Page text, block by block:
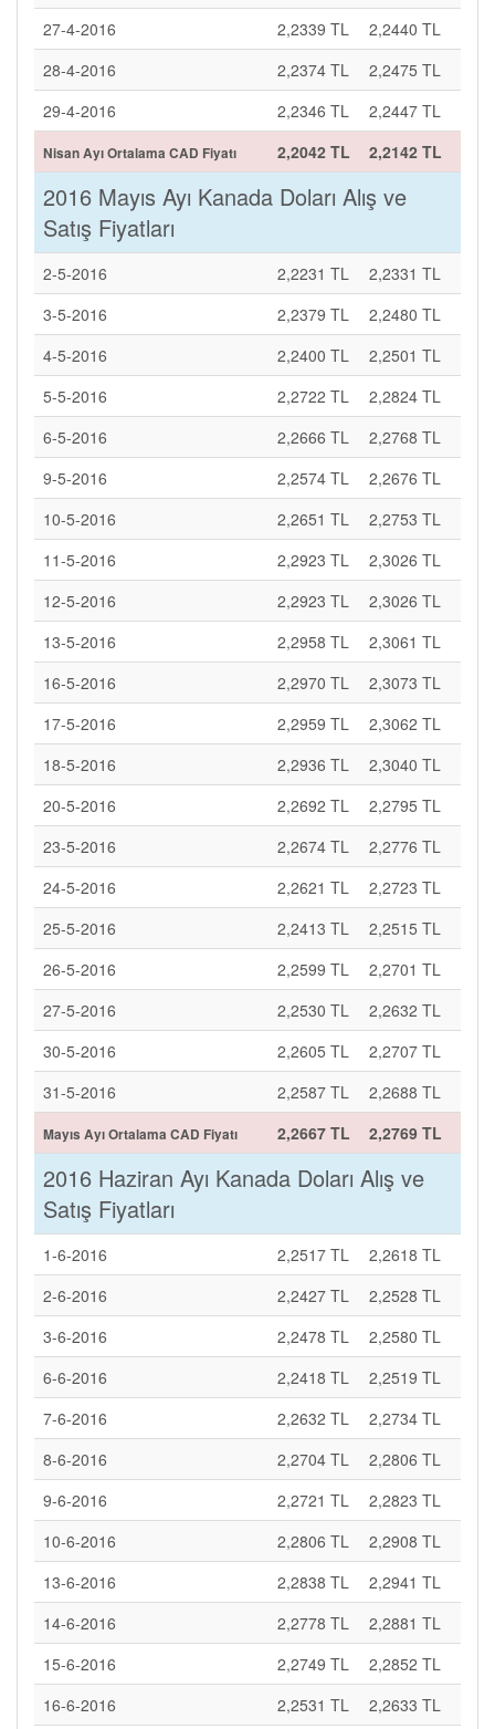
27-4-2016
2,2339 TL
2,2440 TL
28-4-2016
2,2374 TL
2,2475 TL
29-4-2016
2,2346 TL 2,2447 TL
Nisan Ayı Ortalama CAD Fiyatı 2,2042 TL 2,2142 TL
2016 Mayıs Ayı Kanada Doları Alış ve
Satış Fiyatları
2-5-2016 2,2231 TL
2,2331 TL
3-5-2016
2,2379 TL
2,2480 TL
4-5-2016
2,2400 TL
2,2501 TL
5-5-2016
2,2722 TL
2,2824 TL
6-5-2016
2,2666 TL
2,2768 TL
9-5-2016
2,2574 TL
2,2676 TL
10-5-2016
2,2651 TL
2,2753 TL
11-5-2016
2,2923 TL
2,3026 TL
12-5-2016
2,2923 TL
2,3026 TL
13-5-2016
2,2958 TL
2,3061 TL
16-5-2016
2,2970 TL
2,3073 TL
17-5-2016
2,2959 TL
2,3062 TL
18-5-2016
2,2936 TL
2,3040 TL
20-5-2016
2,2692 TL
2,2795 TL
23-5-2016
2,2674 TL
2,2776 TL
24-5-2016
2,2621 TL
2,2723 TL
25-5-2016
2,2413 TL
2,2515 TL
26-5-2016
2,2599 TL
2,2701 TL
27-5-2016
2,2530 TL
2,2632 TL
30-5-2016
2,2605 TL
2,2707 TL
31-5-2016
2,2587 TL 2,2688 TL
Mayıs Ayı Ortalama CAD Fiyatı 2,2667 TL 2,2769 TL
2016 Haziran Ayı Kanada Doları Alış ve
Satış Fiyatları
1-6-2016 2,2517 TL
2,2618 TL
2-6-2016
2,2427 TL
2,2528 TL
3-6-2016
2,2478 TL
2,2580 TL
6-6-2016
2,2418 TL
2,2519 TL
7-6-2016
2,2632 TL
2,2734 TL
8-6-2016
2,2704 TL
2,2806 TL
9-6-2016
2,2721 TL
2,2823 TL
10-6-2016
2,2806 TL
2,2908 TL
13-6-2016
2,2838 TL
2,2941 TL
14-6-2016
2,2778 TL
2,2881 TL
15-6-2016
2,2749 TL
2,2852 TL
16-6-2016
2,2531 TL 2,2633 TL